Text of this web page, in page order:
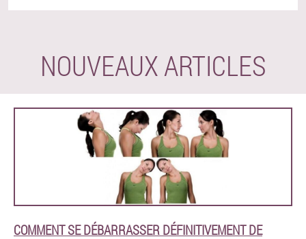
NOUVEAUX ARTICLES
COMMENT SE DÉBARRASSER DÉFINITIVEMENT DE